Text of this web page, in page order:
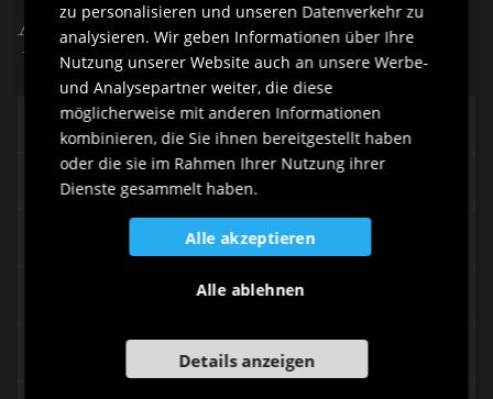
Andere Sehenswürdigkeiten von:
Villen und Paläste
Das Schloss
Palazzo Freschi Piccolomini
Palazzo del Capitano
Palazzo Agricola
Palazzo Cecchini
SLOVENIAN
zu personalisieren und unseren Datenverkehr zu
analysieren. Wir geben Informationen über Ihre
Nutzung unserer Website auch an unsere Werbe-
und Analysepartner weiter, die diese
möglicherweise mit anderen Informationen
kombinieren, die Sie ihnen bereitgestellt haben
oder die sie im Rahmen Ihrer Nutzung ihrer
Dienste gesammelt haben.
Alle akzeptieren
Alle ablehnen
Details anzeigen